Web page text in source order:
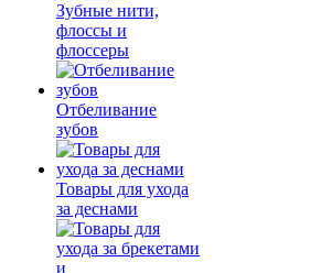
Зубные нити,
флоссы и
флоссеры
Отбеливание
зубов
Товары для ухода
за деснами